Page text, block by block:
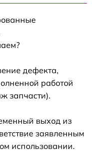
дефекта,
работой
запчасти).
выход из
заявленным
использовании.